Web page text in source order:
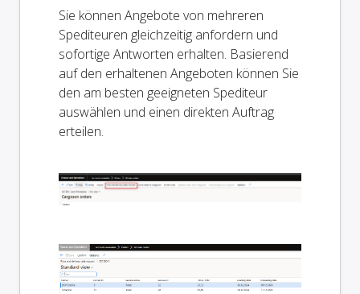
Sie können Angebote von mehreren
Spediteuren gleichzeitig anfordern und
sofortige Antworten erhalten. Basierend
auf den erhaltenen Angeboten können Sie
den am besten geeigneten Spediteur
auswählen und einen direkten Auftrag
erteilen.